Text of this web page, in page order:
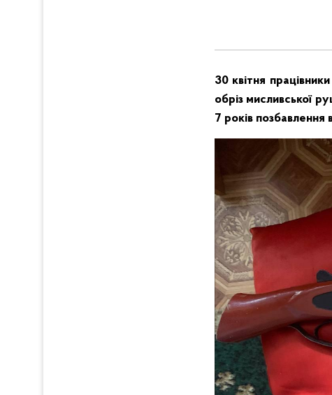
30 квітня
обріз мисливської
7 років позбавлення